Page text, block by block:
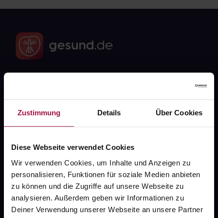
Zustimmung Details Über Cookies
Diese Webseite verwendet Cookies
Wir verwenden Cookies, um Inhalte und Anzeigen zu
personalisieren, Funktionen für soziale Medien anbieten
zu können und die Zugriffe auf unsere Webseite zu
analysieren. Außerdem geben wir Informationen zu
Deiner Verwendung unserer Webseite an unsere Partner
Kontakt
Widerrufsformular
gesund.de